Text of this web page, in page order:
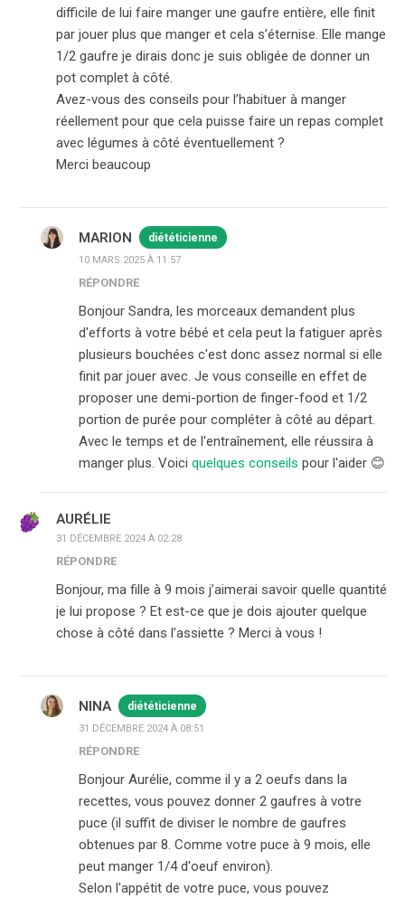
difficile de lui faire manger une gaufre entière, elle finit
par jouer plus que manger et cela s’éternise. Elle mange
1/2 gaufre je dirais donc je suis obligée de donner un
pot complet à côté.
Avez-vous des conseils pour l’habituer à manger
réellement pour que cela puisse faire un repas complet
avec légumes à côté éventuellement ?
Merci beaucoup
MARION diététicienne
10 MARS 2025 À 11:57
RÉPONDRE
Bonjour Sandra, les morceaux demandent plus
d'efforts à votre bébé et cela peut la fatiguer après
plusieurs bouchées c'est donc assez normal si elle
finit par jouer avec. Je vous conseille en effet de
proposer une demi-portion de finger-food et 1/2
portion de purée pour compléter à côté au départ.
Avec le temps et de l'entraînement, elle réussira à
manger plus. Voici quelques conseils pour l'aider 😊
AURÉLIE
31 DÉCEMBRE 2024 À 02:28
RÉPONDRE
Bonjour, ma fille à 9 mois j’aimerai savoir quelle quantité
je lui propose ? Et est-ce que je dois ajouter quelque
chose à côté dans l’assiette ? Merci à vous !
NINA diététicienne
31 DÉCEMBRE 2024 À 08:51
RÉPONDRE
Bonjour Aurélie, comme il y a 2 oeufs dans la
recettes, vous pouvez donner 2 gaufres à votre
puce (il suffit de diviser le nombre de gaufres
obtenues par 8. Comme votre puce à 9 mois, elle
peut manger 1/4 d'oeuf environ).
Selon l'appétit de votre puce, vous pouvez